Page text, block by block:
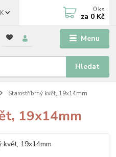
Menu
Hledat
0 ks
za 0 Kč
Starostříbrný květ, 19x14mm
19x14mm